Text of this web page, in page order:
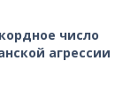
число
агрессии